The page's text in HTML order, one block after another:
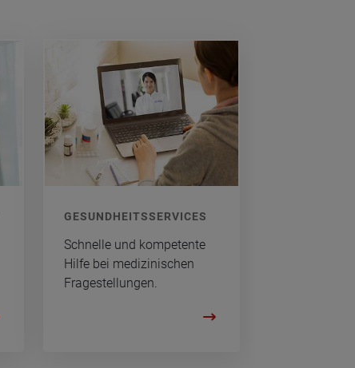
GE­SUND­HEITS­SER­VICES
Schnel­le und kom­pe­ten­te
Hilfe bei me­di­zi­ni­schen
Fra­ge­stel­lun­gen.